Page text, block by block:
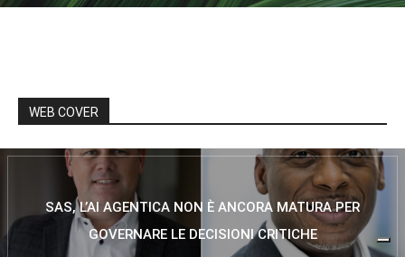
WEB COVER
SAS, L’AI AGENTICA NON È ANCORA MATURA PER
GOVERNARE LE DECISIONI CRITICHE